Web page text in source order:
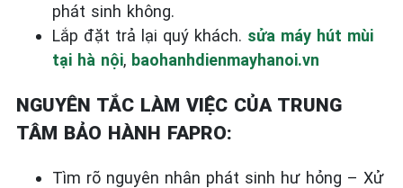
phát sinh không.
Lắp đặt trả lại quý khách. sửa máy hút mùi
tại hà nội, baohanhdienmayhanoi.vn
NGUYÊN TẮC LÀM VIỆC CỦA TRUNG
TÂM BẢO HÀNH FAPRO:
Tìm rõ nguyên nhân phát sinh hư hỏng – Xử